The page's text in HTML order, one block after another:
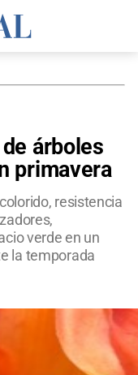
árboles
primavera
resistencia
verde en un
la temporada